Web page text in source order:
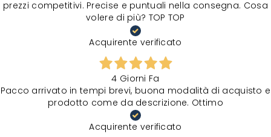
prezzi competitivi. Precise e puntuali nella consegna. Cosa
volere di più? TOP TOP
Acquirente verificato
4 Giorni Fa
Pacco arrivato in tempi brevi, buona modalità di acquisto e
prodotto come da descrizione. Ottimo
Acquirente verificato